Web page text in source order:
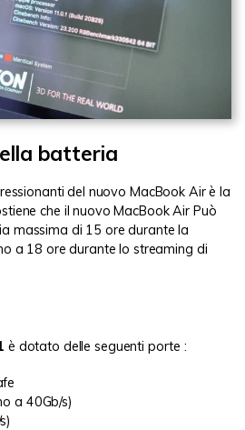
batteria
del nuovo MacBook Air è la
che il nuovo MacBook Air Può
massima di 15 ore durante la
a 18 ore durante lo streaming di
è dotato delle seguenti porte :
a 40Gb/s)